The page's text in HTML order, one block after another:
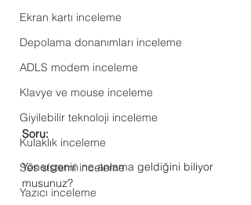
Ekran kartı inceleme
Depolama donanımları inceleme
ADLS modem inceleme
Klavye ve mouse inceleme
Giyilebilir teknoloji inceleme
Kulaklık inceleme
Ses sistemi inceleme
Yazıcı inceleme
Soru:
Yönergenin ne anlama geldiğini biliyor
musunuz?